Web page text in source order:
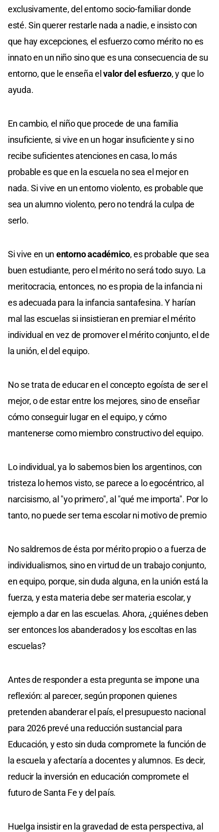
exclusivamente, del entorno socio-familiar donde
esté. Sin querer restarle nada a nadie, e insisto con
que hay excepciones, el esfuerzo como mérito no es
innato en un niño sino que es una consecuencia de su
entorno, que le enseña elvalor del esfuerzo, y que lo
ayuda.
En cambio, el niño que procede de una familia
insuficiente, si vive en un hogar insuficiente y si no
recibe suficientes atenciones en casa, lo más
probable es que en la escuela no sea el mejor en
nada. Si vive en un entorno violento, es probable que
sea un alumno violento, pero no tendrá la culpa de
serlo.
Si vive en un entorno académico, es probable que sea
buen estudiante, pero el mérito no será todo suyo. La
meritocracia, entonces, no es propia de la infancia ni
es adecuada para la infancia santafesina. Y harían
mal las escuelas si insistieran en premiar el mérito
individual en vez de promover el mérito conjunto, el de
la unión, el del equipo.
No se trata de educar en el concepto egoísta de ser el
mejor, o de estar entre los mejores, sino de enseñar
cómo conseguir lugar en el equipo, y cómo
mantenerse como miembro constructivo del equipo.
Lo individual, ya lo sabemos bien los argentinos, con
tristeza lo hemos visto, se parece a lo egocéntrico, al
narcisismo, al "yo primero", al "qué me importa". Por lo
tanto, no puede ser tema escolar ni motivo de premio
No saldremos de ésta por mérito propio o a fuerza de
individualismos, sino en virtud de un trabajo conjunto,
en equipo, porque, sin duda alguna, en la unión está la
fuerza, y esta materia debe ser materia escolar, y
ejemplo a dar en las escuelas. Ahora, ¿quiénes deben
ser entonces los abanderados y los escoltas en las
escuelas?
Antes de responder a esta pregunta se impone una
reflexión: al parecer, según proponen quienes
pretenden abanderar el país, el presupuesto nacional
para 2026 prevé una reducción sustancial para
Educación, y esto sin duda compromete la función de
la escuela y afectaría a docentes y alumnos. Es decir,
reducir la inversión en educación compromete el
futuro de Santa Fe y del país.
Huelga insistir en la gravedad de esta perspectiva, al